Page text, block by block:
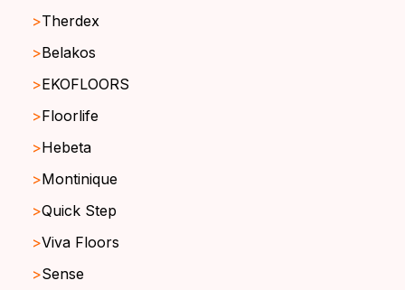
Therdex
Belakos
EKOFLOORS
Floorlife
Hebeta
Montinique
Quick Step
Viva Floors
Sense